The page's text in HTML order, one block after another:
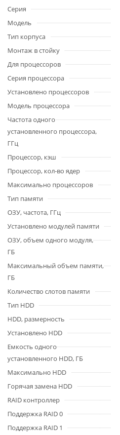
Серия
Модель
Тип корпуса
Монтаж в стойку
Для процессоров
Серия процессора
Установлено процессоров
Модель процессора
Частота одного
установленного процессора,
ГГц
Процессор, кэш
Процессор, кол-во ядер
Максимально процессоров
Тип памяти
ОЗУ, частота, ГГц
Установлено модулей памяти
ОЗУ, объем одного модуля,
ГБ
Максимальный объем памяти,
ГБ
Количество слотов памяти
Тип HDD
HDD, размерность
Установлено HDD
Емкость одного
установленного HDD, ГБ
Максимально HDD
Горячая замена HDD
RAID контроллер
Поддержка RAID 0
Поддержка RAID 1